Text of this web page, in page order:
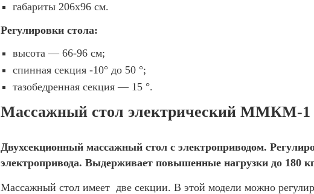
габариты 206х96 см.
Регулировки стола:
высота — 66-96 см;
спинная секция -10° до 50 °;
тазобедренная секция — 15 °.
Массажный стол электрический ММКМ-1
Двухсекционный массажный стол с электроприводом.
электропривода. Выдерживает повышенные нагрузки до 180
Массажный стол имеет две секции. В этой модели можно